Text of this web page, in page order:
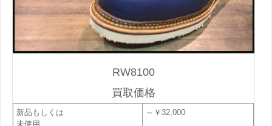
RW8100
買取価格
新品もしくは
未使用
～￥32,000